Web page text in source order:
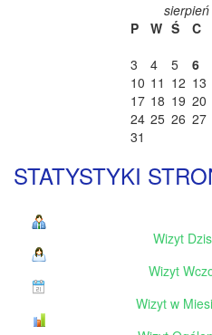
P
W Ś C
3
4 5 6
10 11 12 13
17 18 19 20
24 25 26 27
31
STATYSTYKI
Wizyt
Wizyt
Wizyt w